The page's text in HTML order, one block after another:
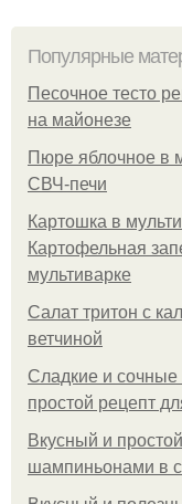
Популярные
Песочное тесто
на майонезе
Пюре яблочное в
СВЧ-печи
Картошка в
Картофельная
мультиварке
Салат тритон с
ветчиной
Сладкие и сочные
простой рецепт
Вкусный и
шампиньонами в